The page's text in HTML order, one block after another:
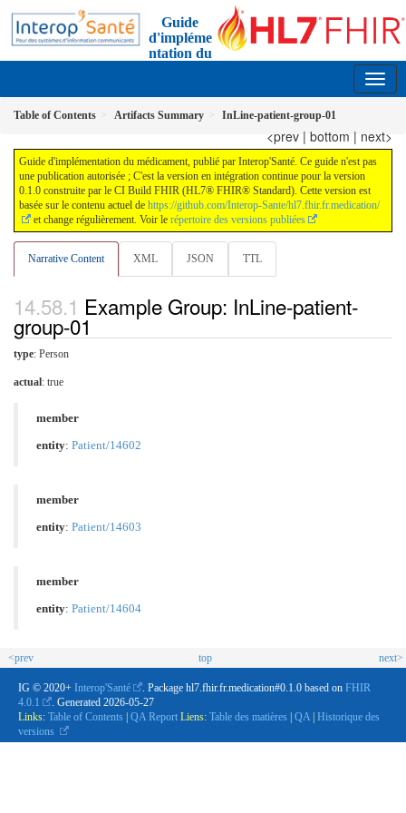
Guide
d'impléme
ntation du
Table of Contents Artifacts Summary InLine-patient-group-01
<prev | bottom | next>
Guide d'implémentation du médicament, publié par Interop'Santé. Ce guide n'est pas
une publication autorisée ; C'est la version en intégration continue pour la version
0.1.0 construite par le CI Build FHIR (HL7® FHIR® Standard). Cette version est
basée sur le contenu actuel de https://github.com/Interop-Sante/hl7.fhir.fr.medication/
et change régulièrement. Voir le répertoire des versions publiées
Narrative Content XML JSON TTL
Example Group: InLine-patient-
group-01
type: Person
actual: true
member
entity: Patient/14602
member
entity: Patient/14603
member
entity: Patient/14604
<prev top next>
IG © 2020+ Interop'Santé . Package hl7.fhir.fr.medication#0.1.0 based on FHIR
4.0.1
. Generated 2026-05-27
Links: Table of Contents QA Report Liens: Table des matières QA Historique des
versions